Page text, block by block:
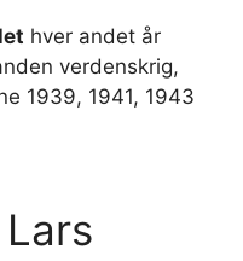
hver andet år
verdenskrig,
1939, 1941, 1943